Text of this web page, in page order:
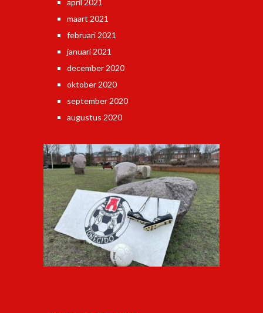
maart 2021
februari 2021
januari 2021
december 2020
oktober 2020
september 2020
augustus 2020